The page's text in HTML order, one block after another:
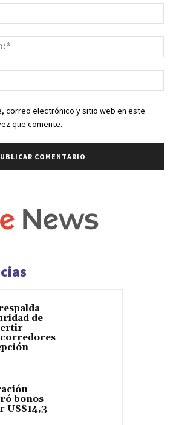
correo electrónico y sitio web en este
que comente.
de
corredores
bonos
US$14,3